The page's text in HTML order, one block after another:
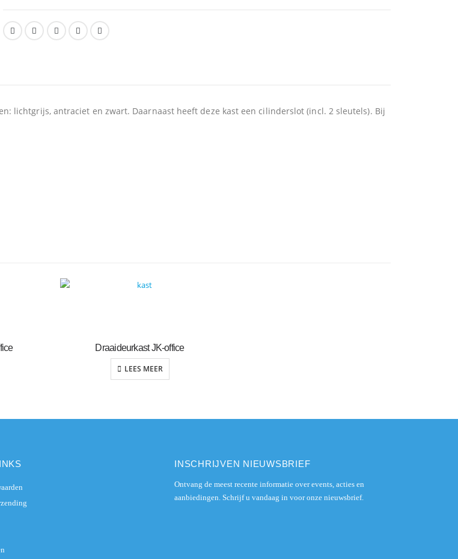
lichtgrijs, antraciet en zwart. Daarnaast heeft deze kast een cilinderslot (incl. 2 sleutels). Bij
Draaideurkast JK-office
LEES MEER
INSCHRIJVEN NIEUWSBRIEF
Ontvang de meest recente informatie over events, acties en
aanbiedingen. Schrijf u vandaag in voor onze nieuwsbrief.